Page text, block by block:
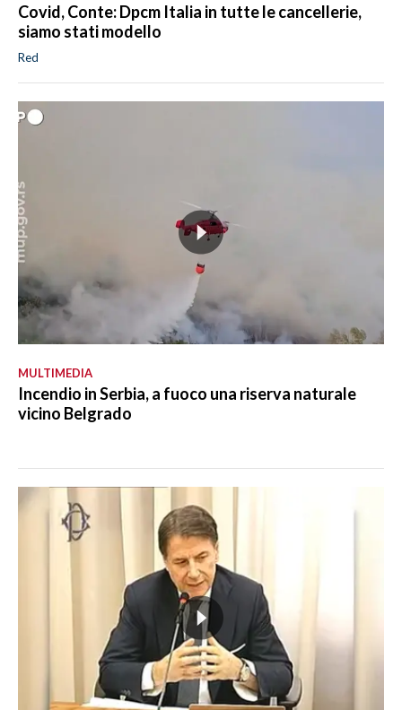
Covid, Conte: Dpcm Italia in tutte le cancellerie,
siamo stati modello
Red
MULTIMEDIA
Incendio in Serbia, a fuoco una riserva naturale
vicino Belgrado